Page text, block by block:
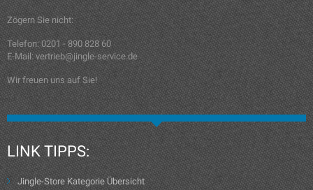
Zögern Sie nicht:
Telefon: 0201 - 890 828 60
E-Mail: vertrieb@jingle-service.de
Wir freuen uns auf Sie!
LINK TIPPS:
Jingle-Store Kategorie Übersicht